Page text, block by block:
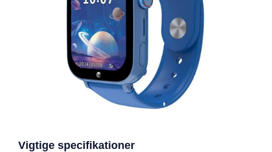
Vigtige specifikationer